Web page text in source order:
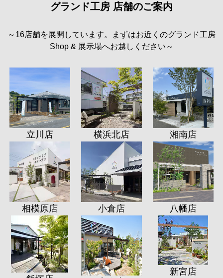
グランド工房 店舗のご案内
～16店舗を展開しています。まずはお近くのグランド工房
Shop & 展示場へお越しください～
立川店 横浜北店 湘南店
相模原店 小倉店 八幡店
新宮店